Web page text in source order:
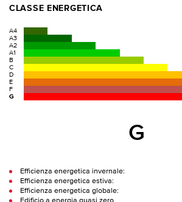
CLASSE ENERGETICA
A4
A3
A2
A1
B
C
D
E
F
G
G
Efficienza energetica invernale:
Efficienza energetica estiva:
Efficienza energetica globale: